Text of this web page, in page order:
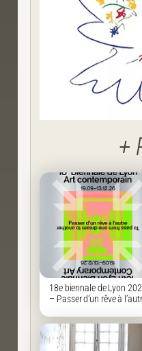
+
18e biennale de Lyon
– Passer d’un rêve à